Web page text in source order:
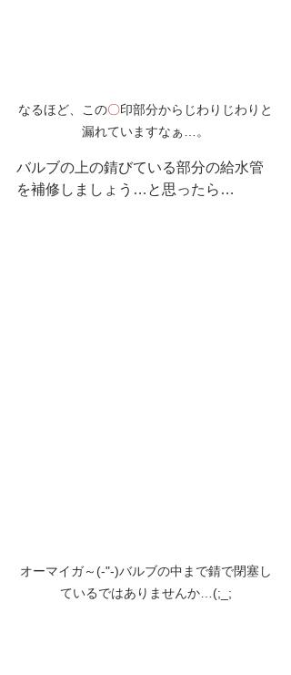
なるほど、この〇印部分からじわりじわりと
漏れていますなぁ…。
バルブの上の錆びている部分の給水管
を補修しましょう…と思ったら…
オーマイガ～(-"-)バルブの中まで錆で閉塞し
ているではありませんか…(;_;